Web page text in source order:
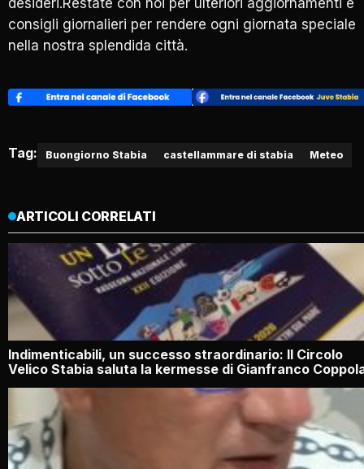
desideri.Restate con noi per ulteriori aggiornamenti e
consigli giornalieri per rendere ogni giornata speciale
nella nostra splendida città.
Tag: Buongiorno Stabia castellammare di stabia Meteo
ARTICOLI CORRELATI
Indimenticabili, un successo straordinario: Il Circolo
Velico Stabia saluta la kermesse di Gianfranco